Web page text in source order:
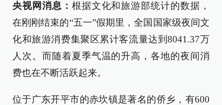
央视网消息： 根据文化和旅游部统计的数据，
在刚刚结束的“五一”假期里，全国国家级夜间文
化和旅游消费集聚区累计客流量达到8041.37万
人次。而随着夏季气温的升高，各地的夜间消
费也在不断活跃起来。
位于广东开平市的赤坎镇是著名的侨乡，有600